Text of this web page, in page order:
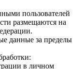
пользователей
размещаются на
данные за пределы
в личном